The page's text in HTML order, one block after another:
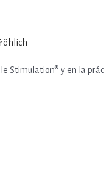
Stimulation® y en la